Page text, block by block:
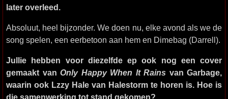
later overleed.
Absoluut, heel bijzonder. We doen nu, elke avond als we de
song spelen, een eerbetoon aan hem en Dimebag (Darrell).
Jullie hebben voor diezelfde ep ook nog een cover
gemaakt van Only Happy When It Rains van Garbage,
waarin ook Lzzy Hale van Halestorm te horen is. Hoe is
die samenwerking tot stand gekomen?